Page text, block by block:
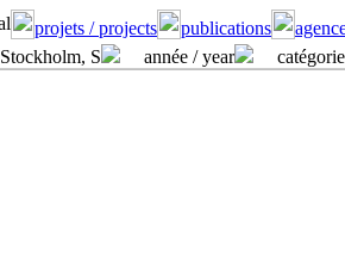
projets / projects publications
Stockholm, S année / year